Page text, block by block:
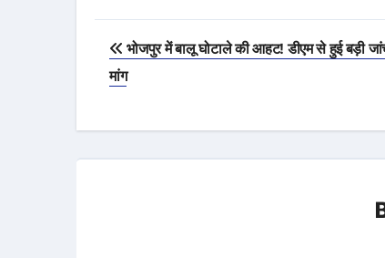
Post
navigation
भोजपुर में बालू घोटाले की आहट! डीएम से हुई बड़ी
मांग